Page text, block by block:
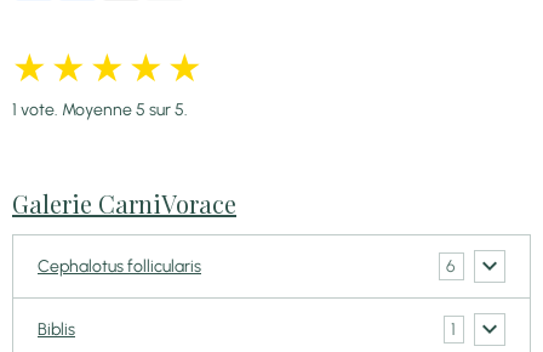
★★★★★
1 vote. Moyenne5 sur 5.
Galerie CarniVorace
Cephalotus follicularis 6
Biblis 1